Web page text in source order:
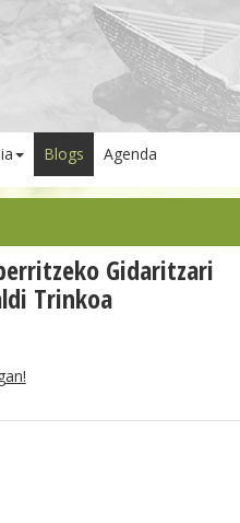
Blogs Agenda
Gidaritzari
Trinkoa